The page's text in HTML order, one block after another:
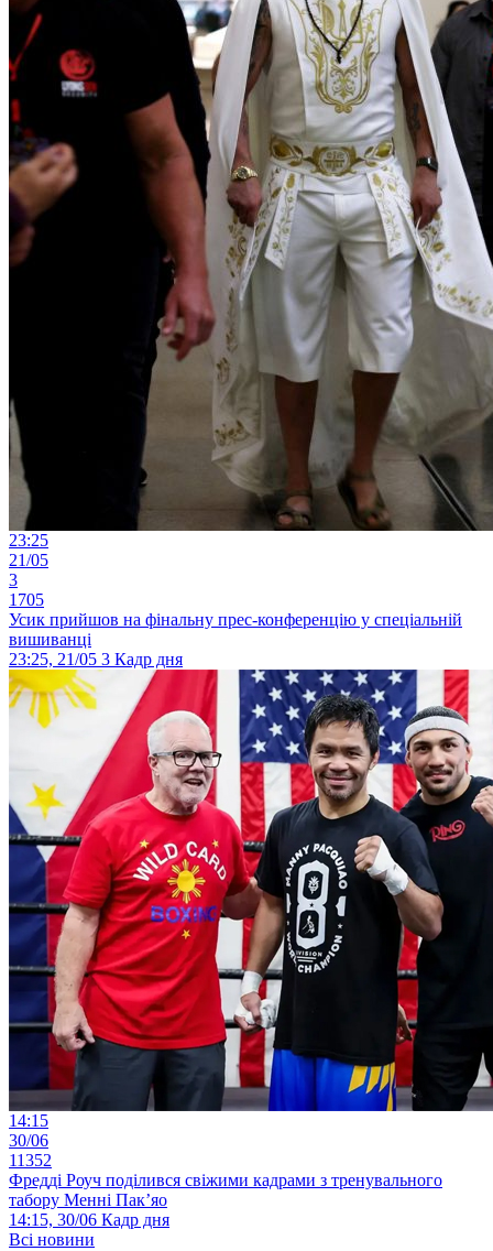
23:25
21/05
3
1705
Усик прийшов на фінальну прес-конференцію у спеціальній
вишиванці
23:25, 21/05 3 Кадр дня
14:15
30/06
11352
Фредді Роуч поділився свіжими кадрами з тренувального
табору Менні Пак’яо
14:15, 30/06 Кадр дня
Всі новини